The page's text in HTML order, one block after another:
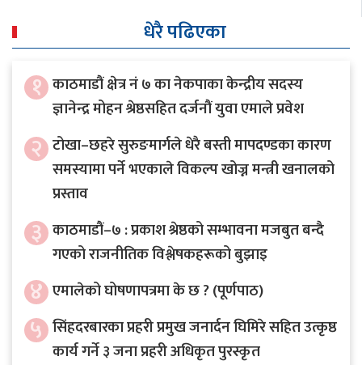
धेरै पढिएका
१ काठमाडौं क्षेत्र नं ७ का नेकपाका केन्द्रीय सदस्य
ज्ञानेन्द्र मोहन श्रेष्ठसहित दर्जनौं युवा एमाले प्रवेश
२ टोखा–छहरे सुरुङमार्गले धेरै बस्ती मापदण्डका कारण
समस्यामा पर्ने भएकाले विकल्प खोज्न मन्त्री खनालको
प्रस्ताव
३ काठमाडौं–७ : प्रकाश श्रेष्ठको सम्भावना मजबुत बन्दै
गएको राजनीतिक विश्लेषकहरूको बुझाइ
४ एमालेको घोषणापत्रमा के छ ? (पूर्णपाठ)
५ सिंहदरबारका प्रहरी प्रमुख जनार्दन घिमिरे सहित उत्कृष्ठ
कार्य गर्ने ३ जना प्रहरी अधिकृत पुरस्कृत